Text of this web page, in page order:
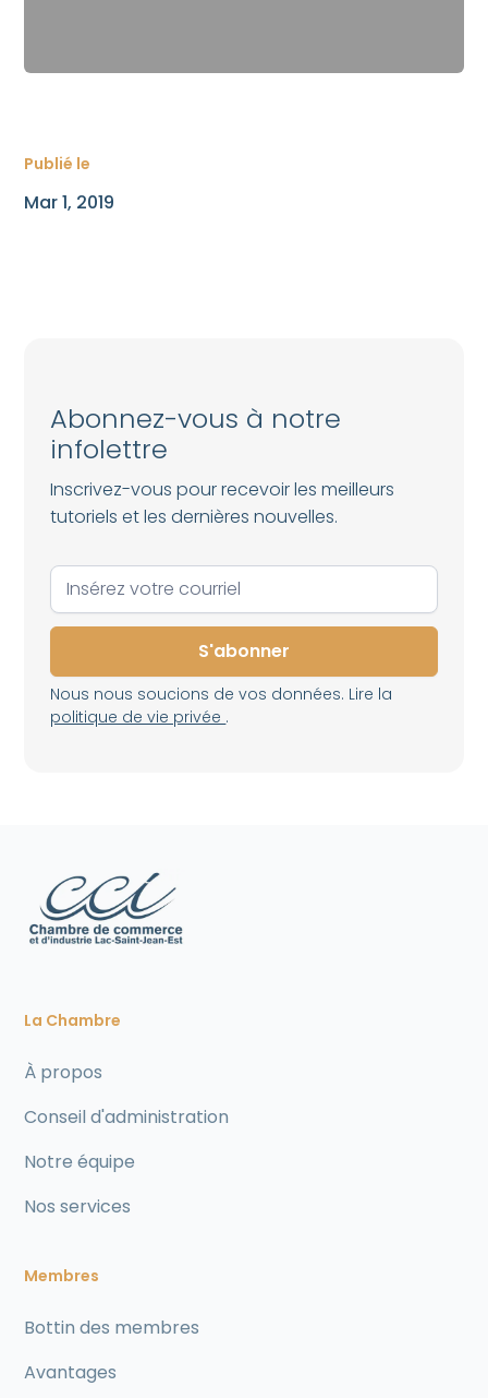
Publié le
Mar 1, 2019
Abonnez-vous à notre
infolettre
Inscrivez-vous pour recevoir les meilleurs
tutoriels et les dernières nouvelles.
Nous nous soucions de vos données. Lire la
politique de vie privée .
La Chambre
À propos
Conseil d'administration
Notre équipe
Nos services
Membres
Bottin des membres
Avantages